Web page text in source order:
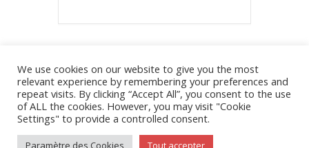
Poster le commentaire
Vous devezvous connecterpour publier un
We use cookies on our website to give you the most
relevant experience by remembering your preferences and
repeat visits. By clicking “Accept All”, you consent to the use
of ALL the cookies. However, you may visit "Cookie
Settings" to provide a controlled consent.
Paramètre des Cookies Tout accepter